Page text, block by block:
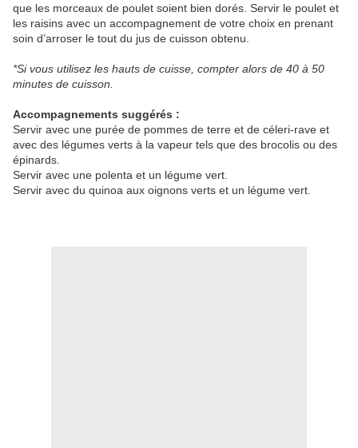
que les morceaux de poulet soient bien dorés. Servir le poulet et
les raisins avec un accompagnement de votre choix en prenant
soin d’arroser le tout du jus de cuisson obtenu.
*Si vous utilisez les hauts de cuisse, compter alors de 40 à 50
minutes de cuisson.
Accompagnements suggérés :
Servir avec une purée de pommes de terre et de céleri-rave et
avec des légumes verts à la vapeur tels que des brocolis ou des
épinards.
Servir avec une polenta et un légume vert.
Servir avec du quinoa aux oignons verts et un légume vert.